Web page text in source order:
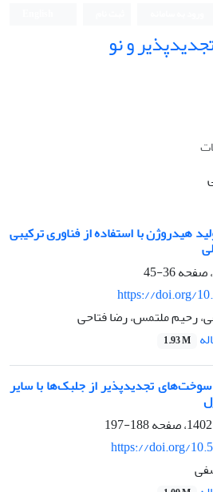
و نو
هیدروژن با استفاده از فناوری ترکیبی
36-45
https://doi.org/
رحیم ملتمس، رضا فتاحی
1.93 M
تجدیدپذیر از جلبک‌ها با سایر
188-197
https://doi.org/